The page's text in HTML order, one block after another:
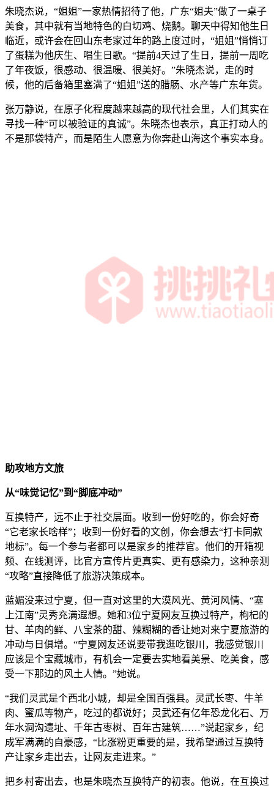
朱晓杰说，“姐姐”一家热情招待了他，广东“姐夫”做了一桌子
美食，其中就有当地特色的白切鸡、烧鹅。聊天中得知他生日
临近，或许会在回山东老家过年的路上度过时，“姐姐”悄悄订
了蛋糕为他庆生、唱生日歌。“提前4天过了生日，提前一周吃
了年夜饭，很感动、很温暖、很美好。”朱晓杰说，走的时
候，他的后备箱里塞满了“姐姐”送的腊肠、水产等广东年货。
张万静说，在原子化程度越来越高的现代社会里，人们其实在
寻找一种“可以被验证的真诚”。朱晓杰也表示，真正打动人的
不是那袋特产，而是陌生人愿意为你奔赴山海这个事实本身。
助攻地方文旅
从“味觉记忆”到“脚底冲动”
互换特产，远不止于社交层面。收到一份好吃的，你会好奇
“它老家长啥样”；收到一份好看的文创，你会想去“打卡同款
地标”。每一个参与者都可以是家乡的推荐官。他们的开箱视
频、在线测评，比官方宣传片更真实、更有感染力，这种亲测
“攻略”直接降低了旅游决策成本。
蓝媚没来过宁夏，但一直对这里的大漠风光、黄河风情、“塞
上江南”灵秀充满遐想。她和3位宁夏网友互换过特产，枸杞的
甘、羊肉的鲜、八宝茶的甜、辣糊糊的香让她对来宁夏旅游的
冲动与日俱增。“宁夏网友还说要带我逛吃银川，我感觉银川
应该是个宝藏城市，有机会一定要去实地看美景、吃美食，感
受一下那边的风土人情。”她说。
“我们灵武是个西北小城，却是全国百强县。灵武长枣、牛羊
肉、蜜瓜等物产，吃过的都说好；灵武还有亿年恐龙化石、万
年水洞沟遗址、千年古枣树、百年古建筑……”说起家乡，纪
成军满满的自豪感，“比涨粉更重要的是，我希望通过互换特
产让家乡走出去，让网友走进来。”
把乡村寄出去，也是朱晓杰互换特产的初衷。他说，在互换过